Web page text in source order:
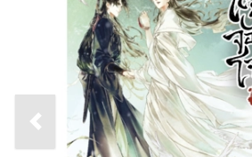
Previous slide